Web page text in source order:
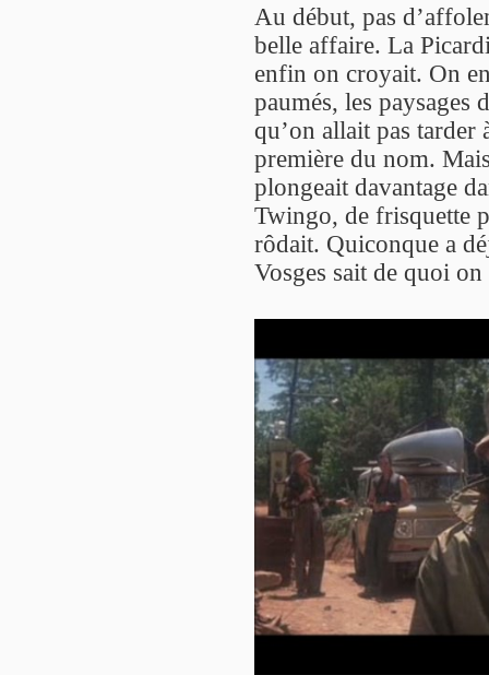
Au début, pas
belle affaire. La
enfin on croyait. On
paumés, les paysages
qu’on allait pas
première du nom.
plongeait davantage
Twingo, de frisquette
rôdait. Quiconque a
Vosges sait de quoi